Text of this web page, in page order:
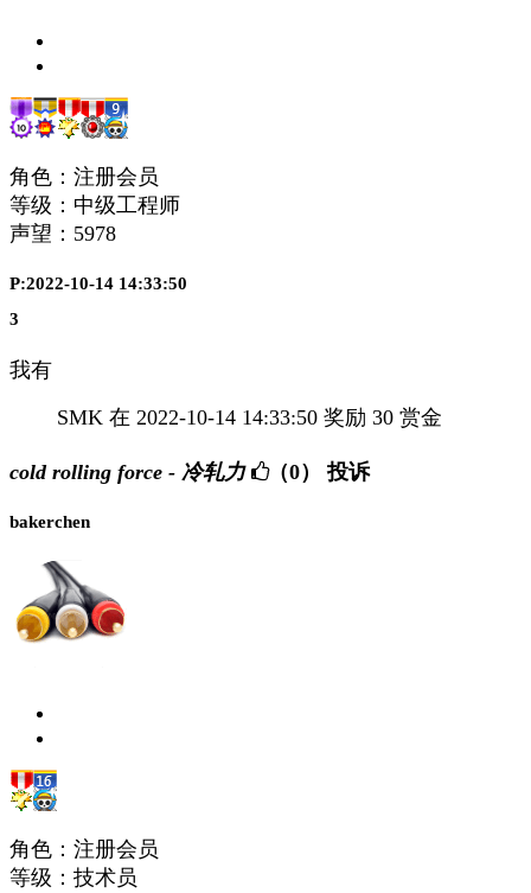
角色：注册会员
等级：中级工程师
声望： 5978
P:2022-10-14 14:33:50
3
我有
SMK 在 2022-10-14 14:33:50 奖励 30 赏金
cold rolling force - 冷轧力 （0） 投诉
bakerchen
角色：注册会员
等级：技术员